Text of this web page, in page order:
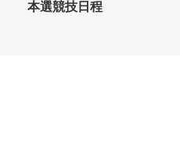
本選競技日程